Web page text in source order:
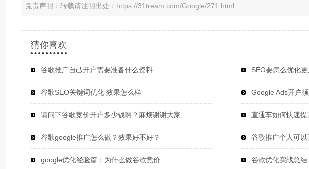
免责声明：转载请注明出处：https://31tream.com/Google/271.html
猜你喜欢
谷歌推广自己开户需要准备什么资料 SEO要怎么优化更
谷歌SEO关键词优化 效果怎么样 Google Ads开户
请问下谷歌竞价开户多少钱啊？麻烦谢谢大家 直通车如何快速提
谷歌google推广怎么做？效果好不好？ 谷歌推广个人可
google优化经验篇：为什么做谷歌竞价 谷歌优化实战总